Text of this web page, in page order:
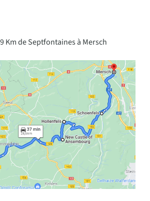
Km de Septfontaines à Mersch